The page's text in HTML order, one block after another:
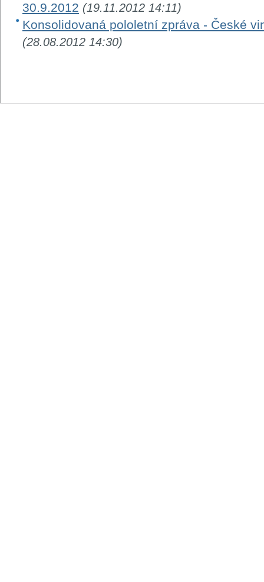
30.9.2012 (19.11.2012 14:11)
Konsolidovaná pololetní zpráva - České
(28.08.2012 14:30)